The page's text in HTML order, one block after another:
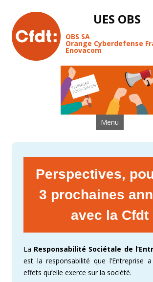
UES OBS
OBS SA
Orange Cyberdefense
Enovacom
Menu Aller au
Perspectives,
3 prochaines
avec la Cfdt
La Responsabilité Sociétale de
est la responsabilité que l’Entreprise
effets qu’elle exerce sur la société.